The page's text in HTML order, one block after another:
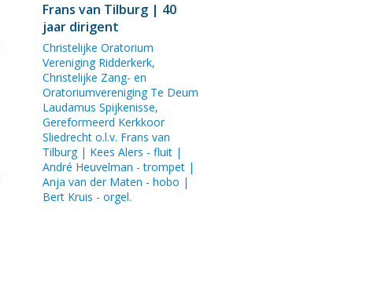
Frans van Tilburg | 40
jaar dirigent
Christelijke Oratorium
Vereniging Ridderkerk,
Christelijke Zang- en
Oratoriumvereniging Te Deum
Laudamus Spijkenisse,
Gereformeerd Kerkkoor
Sliedrecht o.l.v. Frans van
Tilburg| Kees Alers - fluit |
André Heuvelman - trompet |
Anja van der Maten - hobo |
Bert Kruis - orgel.